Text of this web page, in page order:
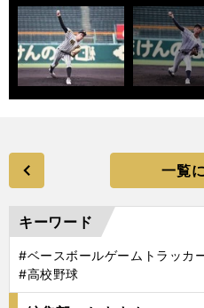
一覧
キーワード
#ベースボールゲームトラッカ
#高校野球